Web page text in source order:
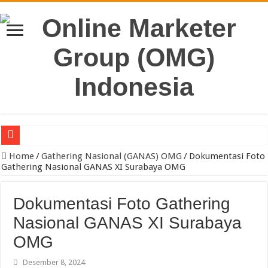
Jual Kayu Kamper & Kaso Bekisting Jakarta Berkualitas
Pengacara Merek Profesional Jakarta Lindungi Hak Merek Bisnis
Strategi Pengiriman B2B yang Efektif untuk Meningkatkan Efisiensi
Pabrik Polybox Termurah: Solusi Packaging Kuat, Tahan Lama, dan
Home/Gathering Nasional (GANAS) OMG / Dokumentasi Foto
Gathering Nasional GANAS XI Surabaya OMG
Dokumentasi Foto Gathering
Nasional GANAS XI Surabaya
OMG
Desember 8, 2024